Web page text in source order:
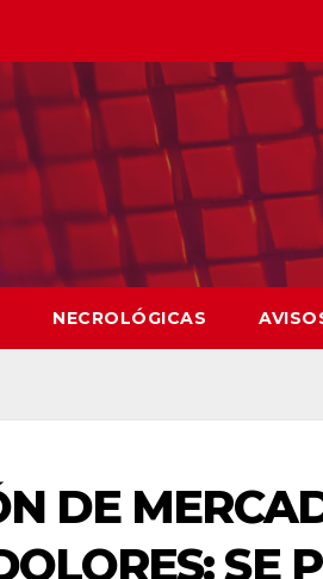
NECROLÓGICAS
DE
SE